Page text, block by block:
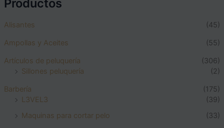
Productos
Alisantes
(45)
Ampollas y Aceites
(55)
Artículos de peluquería
(306)
Sillones peluquería
(2)
Barbería
(175)
L3VEL3
(39)
Maquinas para cortar pelo
(33)